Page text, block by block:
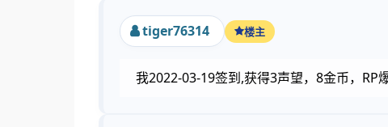
tiger76314 楼主
我2022-03-19签到,获得3声望，8金币，RP